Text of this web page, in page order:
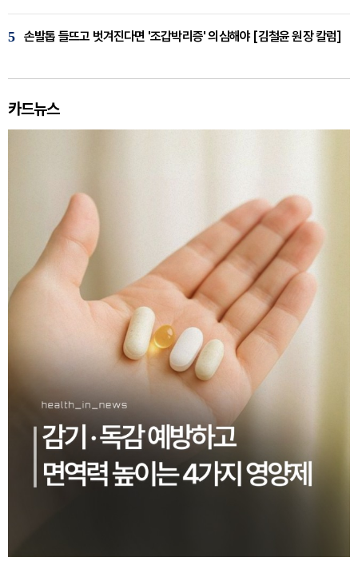
5 손발톱 들뜨고 벗겨진다면 '조갑박리증' 의심해야 [김철윤 원장 칼럼]
카드뉴스